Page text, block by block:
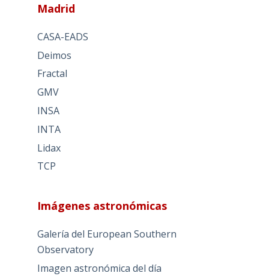
Madrid
CASA-EADS
Deimos
Fractal
GMV
INSA
INTA
Lidax
TCP
Imágenes astronómicas
Galería del European Southern
Observatory
Imagen astronómica del día